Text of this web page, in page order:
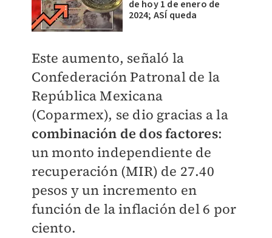
de hoy 1 de enero de
2024; ASÍ queda
Este aumento, señaló la
Confederación Patronal de la
República Mexicana
(Coparmex), se dio gracias a la
combinación de dos factores:
un monto independiente de
recuperación (MIR) de 27.40
pesos y un incremento en
función de la inflación del 6 por
ciento.